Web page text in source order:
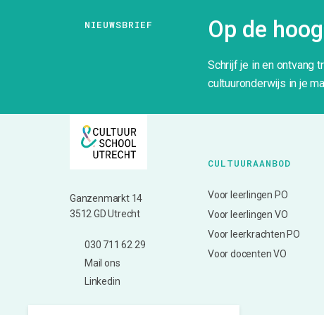
NIEUWSBRIEF Op de
Schrijf je in en ontvang
cultuuronderwijs in je
Ganzenmarkt 14
3512 GD Utrecht
030 711 62 29
Mail ons
Linkedin
CULTUURAANBOD
Voor leerlingen PO
Voor leerlingen VO
Voor leerkrachten PO
Voor docenten VO